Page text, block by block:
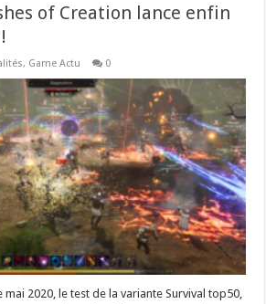
of Creation lance enfin
, Game Actu 0
2020, le test de la variante Survival top50,